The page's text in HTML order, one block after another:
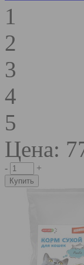
1
2
3
4
5
Цена:
- +